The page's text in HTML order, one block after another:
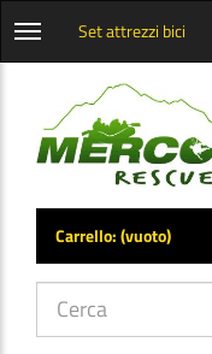
Apri
categorie
Set attrezzi bici
Carrello:(vuoto)